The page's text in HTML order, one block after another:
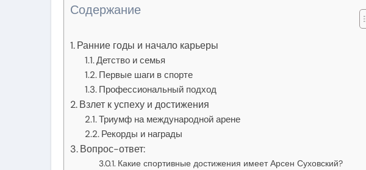
Содержание
Ранние годы и начало карьеры
Детство и семья
Первые шаги в спорте
Профессиональный подход
Взлет к успеху и достижения
Триумф на международной арене
Рекорды и награды
Вопрос-ответ:
Какие спортивные достижения имеет Арсен Суховский?